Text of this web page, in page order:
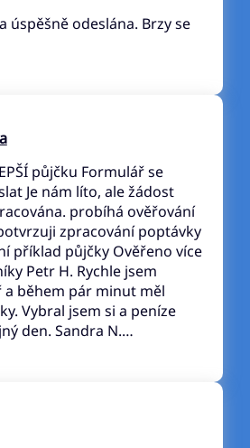
úspěšně odeslána. Brzy se
půjčku Formulář se
Je nám líto, ale žádost
probíhá ověřování
zpracování poptávky
příklad půjčky Ověřeno více
Petr H. Rychle jsem
během pár minut měl
Vybral jsem si a peníze
den. Sandra N.…